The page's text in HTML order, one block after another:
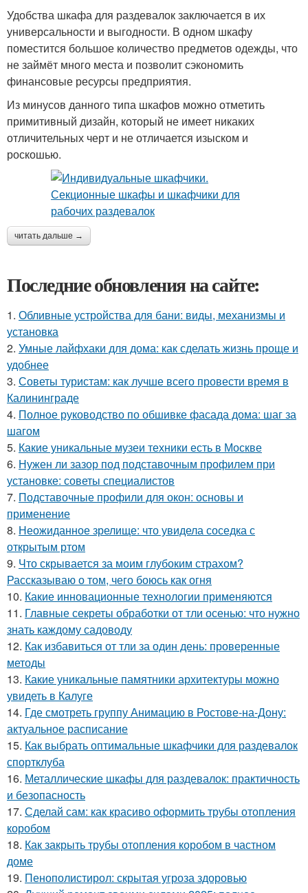
Удобства шкафа для раздевалок заключается в их
универсальности и выгодности. В одном шкафу
поместится большое количество предметов одежды, что
не займёт много места и позволит сэкономить
финансовые ресурсы предприятия.
Из минусов данного типа шкафов можно отметить
примитивный дизайн, который не имеет никаких
отличительных черт и не отличается изыском и
роскошью.
читать дальше →
Последние обновления на сайте:
1. Обливные устройства для бани: виды, механизмы и
установка
2. Умные лайфхаки для дома: как сделать жизнь проще и
удобнее
3. Советы туристам: как лучше всего провести время в
Калининграде
4. Полное руководство по обшивке фасада дома: шаг за
шагом
5. Какие уникальные музеи техники есть в Москве
6. Нужен ли зазор под подставочным профилем при
установке: советы специалистов
7. Подставочные профили для окон: основы и
применение
8. Неожиданное зрелище: что увидела соседка с
открытым ртом
9. Что скрывается за моим глубоким страхом?
Рассказываю о том, чего боюсь как огня
10. Какие инновационные технологии применяются
11. Главные секреты обработки от тли осенью: что нужно
знать каждому садоводу
12. Как избавиться от тли за один день: проверенные
методы
13. Какие уникальные памятники архитектуры можно
увидеть в Калуге
14. Где смотреть группу Анимацию в Ростове-на-Дону:
актуальное расписание
15. Как выбрать оптимальные шкафчики для раздевалок
спортклуба
16. Металлические шкафы для раздевалок: практичность
и безопасность
17. Сделай сам: как красиво оформить трубы отопления
коробом
18. Как закрыть трубы отопления коробом в частном
доме
19. Пенополистирол: скрытая угроза здоровью